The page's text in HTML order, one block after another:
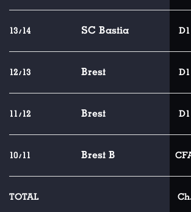
13/14 SC Bastia D1
12/13 Brest D1
11/12 Brest D1
10/11 Brest B
TOTAL